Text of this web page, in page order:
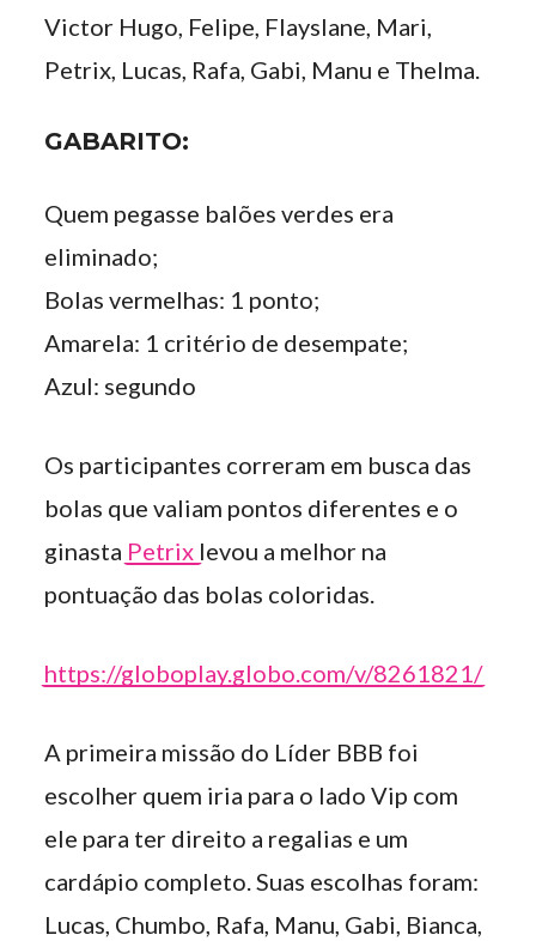
Victor Hugo, Felipe, Flayslane, Mari,
Petrix, Lucas, Rafa, Gabi, Manu e Thelma.
GABARITO:
Quem pegasse balões verdes era
eliminado;
Bolas vermelhas: 1 ponto;
Amarela: 1 critério de desempate;
Azul: segundo
Os participantes correram em busca das
bolas que valiam pontos diferentes e o
ginasta Petrix levou a melhor na
pontuação das bolas coloridas.
https://globoplay.globo.com/v/8261821/
A primeira missão do Líder BBB foi
escolher quem iria para o lado Vip com
ele para ter direito a regalias e um
cardápio completo. Suas escolhas foram:
Lucas, Chumbo, Rafa, Manu, Gabi, Bianca,